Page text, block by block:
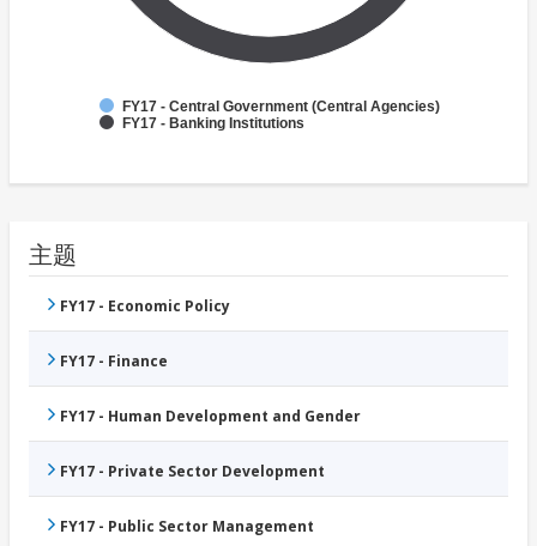
FY17 - Central Government (Central Agencies)
FY17 - Banking Institutions
主题
FY17 - Economic Policy
FY17 - Finance
FY17 - Human Development and Gender
FY17 - Private Sector Development
FY17 - Public Sector Management